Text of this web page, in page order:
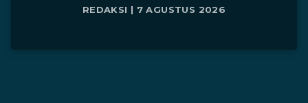
REDAKSI | 7 AGUSTUS 2026